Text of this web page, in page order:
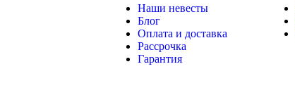
Наши невесты
Блог
Оплата и доставка
Рассрочка
Гарантия